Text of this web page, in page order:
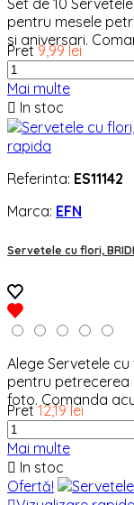
pentru mesele
si aniversari.
Pret 9,99 lei
Mai multe
 In stoc
rapida
Referinta: ES11142
Marca: EFN
Servetele cu flori,
Alege Servetele cu
pentru petrecerea
foto. Comanda
Pret 12,19 lei
Mai multe
 In stoc
Ofertă!